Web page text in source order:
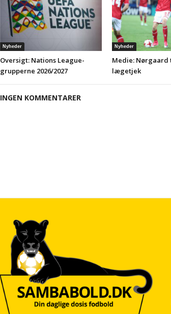
Nyheder
Oversigt: Nations League-
grupperne 2026/2027
Nyheder
Medie: Nørgaard
lægetjek
INGEN KOMMENTARER